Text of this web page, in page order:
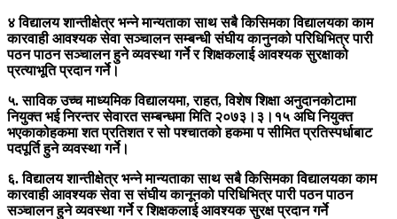
४ विद्यालय शान्तीक्षेत्र भन्ने मान्यताका साथ सबै किसिमका विद्यालयका काम
कारवाही आवश्यक सेवा सञ्चालन सम्बन्धी संघीय कानुनको परिधिभित्र पारी
पठन पाठन सञ्चालन हुने व्यवस्था गर्ने र शिक्षकलाई आवश्यक सुरक्षाको
प्रत्याभूति प्रदान गर्ने।
५. साविक उच्च माध्यमिक विद्यालयमा, राहत, विशेष शिक्षा अनुदानकोटामा
नियुक्त भई निरन्तर सेवारत सम्बन्धमा मिति २०७३।३।१५ अघि नियुक्त
भएकाकोहकमा शत प्रतिशत र सो पश्चातको हकमा प सीमित प्रतिस्पर्धाबाट
पदपूर्ति हुने व्यवस्था गर्ने।
६. विद्यालय शान्तीक्षेत्र भन्ने मान्यताका साथ सबै किसिमका विद्यालयका काम
कारवाही आवश्यक सेवा स संघीय कानूनको परिधिभित्र पारी पठन पाठन
सञ्चालन हुने व्यवस्था गर्ने र शिक्षकलाई आवश्यक सुरक्ष प्रदान गर्ने